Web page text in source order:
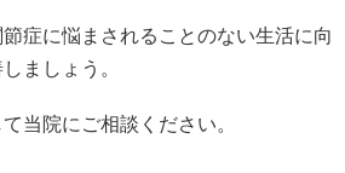
症に悩まされることのない生活に向
ましょう。
当院にご相談ください。